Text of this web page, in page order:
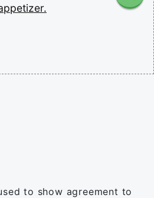
to show agreement to